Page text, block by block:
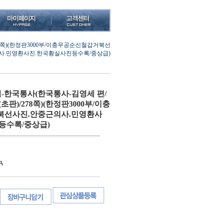
)(한정판3000부/이충무공순신철갑거북선
.민영환사진.한국황실사진등수록/중상급)
한국통사(한국통사-김영세 편/
판)/278쪽)(한정판3000부/이충
선사진.안중근의사.민영환사
수록/중상급)